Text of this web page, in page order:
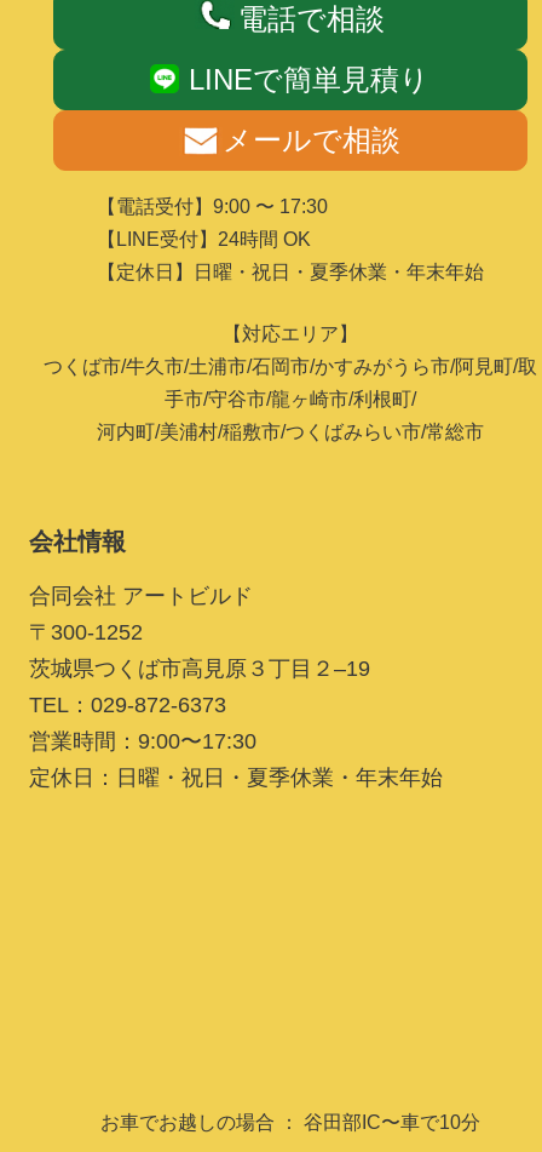
電話で相談
LINEで簡単見積り
メールで相談
【電話受付】9:00 〜 17:30
【LINE受付】24時間 OK
【定休日】日曜・祝日・夏季休業・年末年始
【対応エリア】
つくば市/牛久市/土浦市/石岡市/かすみがうら市/阿見町/取
手市/守谷市/龍ヶ崎市/利根町/
河内町/美浦村/稲敷市/つくばみらい市/常総市
会社情報
合同会社 アートビルド
〒300-1252
茨城県つくば市高見原３丁目２–19
TEL：029-872-6373
営業時間：9:00〜17:30
定休日：日曜・祝日・夏季休業・年末年始
お車でお越しの場合 ： 谷田部IC〜車で10分